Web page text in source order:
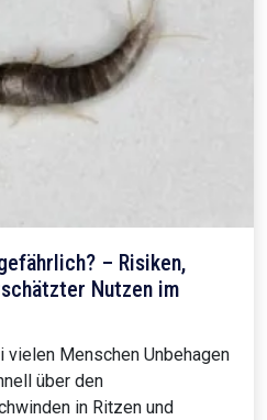
– Risiken,
Nutzen im
Menschen Unbehagen
über den
in Ritzen und